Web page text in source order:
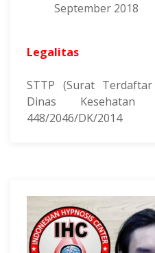
September 2018
Legalitas
STTP (Surat
Dinas
448/2046/DK/2014